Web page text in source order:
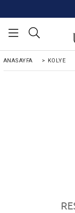
ANASAYFA > KOLYE